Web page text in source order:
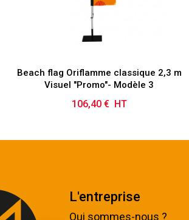
Beach flag Oriflamme classique 2,3 m
Visuel "Promo"- Modèle 3
Prix
106,40 € HT
L'entreprise
Qui sommes-nous ?